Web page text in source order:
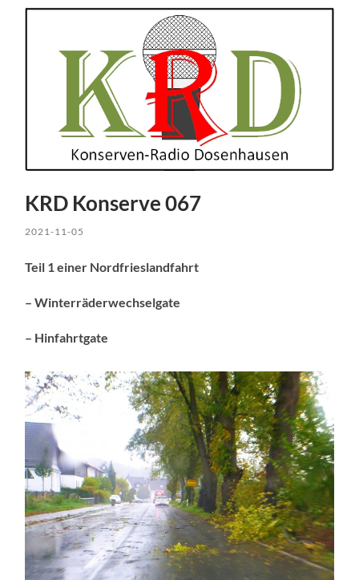
KRD Konserve 067
2021-11-05
Teil 1 einer Nordfrieslandfahrt
– Winterräderwechselgate
– Hinfahrtgate